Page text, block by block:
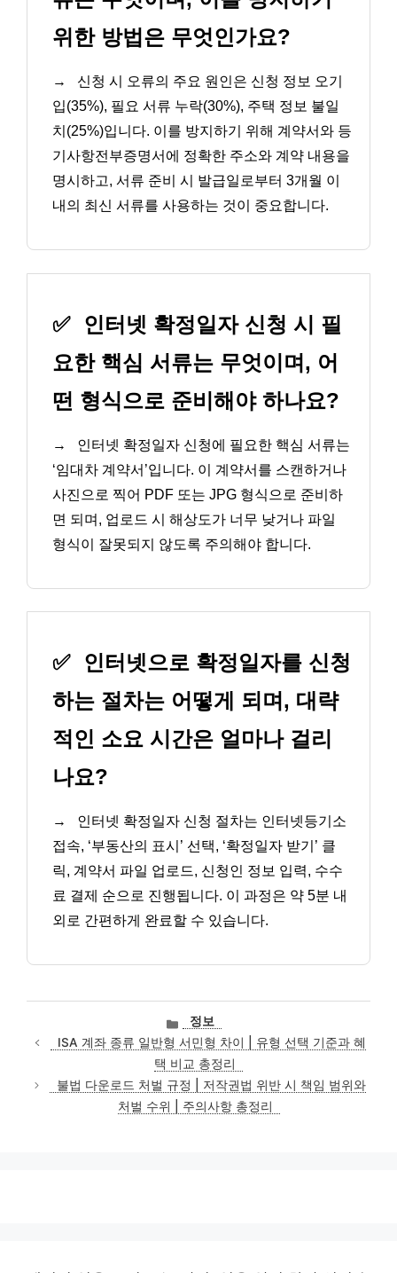
위한 방법은 무엇인가요?
→
신청 시 오류의 주요 원인은 신청 정보 오기
입(35%), 필요 서류 누락(30%), 주택 정보 불일
치(25%)입니다. 이를 방지하기 위해 계약서와 등
기사항전부증명서에 정확한 주소와 계약 내용을
명시하고, 서류 준비 시 발급일로부터 3개월 이
내의 최신 서류를 사용하는 것이 중요합니다.
✅
인터넷 확정일자 신청 시 필
요한 핵심 서류는 무엇이며, 어
떤 형식으로 준비해야 하나요?
→
인터넷 확정일자 신청에 필요한 핵심 서류는
‘임대차 계약서’입니다. 이 계약서를 스캔하거나
사진으로 찍어 PDF 또는 JPG 형식으로 준비하
면 되며, 업로드 시 해상도가 너무 낮거나 파일
형식이 잘못되지 않도록 주의해야 합니다.
✅
인터넷으로 확정일자를 신청
하는 절차는 어떻게 되며, 대략
적인 소요 시간은 얼마나 걸리
나요?
→
인터넷 확정일자 신청 절차는 인터넷등기소
접속, ‘부동산의 표시’ 선택, ‘확정일자 받기’ 클
릭, 계약서 파일 업로드, 신청인 정보 입력, 수수
료 결제 순으로 진행됩니다. 이 과정은 약 5분 내
외로 간편하게 완료할 수 있습니다.
카
테
고
리
정보
ISA 계좌 종류 일반형 서민형 차이 | 유형 선택 기준과 혜
택 비교 총정리
불법 다운로드 처벌 규정 | 저작권법 위반 시 책임 범위와
처벌 수위 | 주의사항 총정리